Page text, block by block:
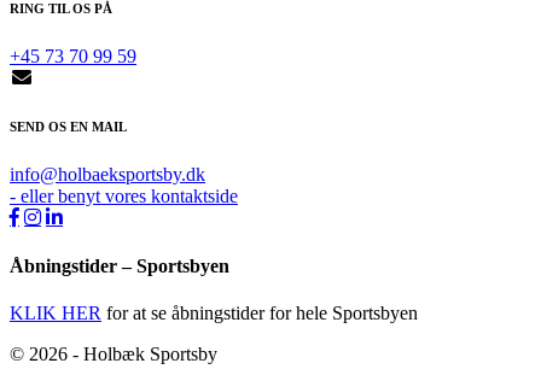
RING TIL OS PÅ
+45 73 70 99 59
SEND OS EN MAIL
info@holbaeksportsby.dk
- eller benyt vores kontaktside
Åbningstider – Sportsbyen
KLIK HER for at se åbningstider for hele Sportsbyen
© 2026 - Holbæk Sportsby